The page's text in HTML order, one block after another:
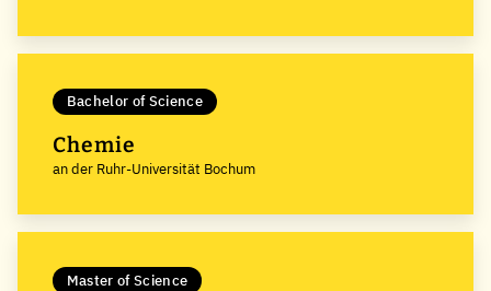
Bachelor of Science
Chemie
an der Ruhr-Universität Bochum
Master of Science